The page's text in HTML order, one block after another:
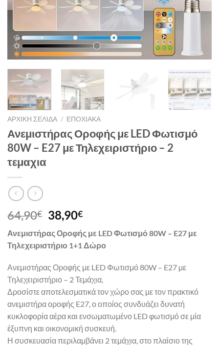
ΑΡΧΙΚΉ ΣΕΛΊΔΑ / ΕΠΟΧΙΑΚΆ
Ανεμιστήρας Οροφής με LED Φωτισμό
80W – E27 με Τηλεχειριστήριο – 2
τεμαχια
64,90€ Original
price
was:
64,90€.
38,90€Η
τιμή
είναι:
38,90€.
Ανεμιστήρας Οροφής με LED Φωτισμό 80W – E27 με
Τηλεχειριστήριο 1+1 Δώρο
Ανεμιστήρας Οροφής με LED Φωτισμό 80W – E27 με
Τηλεχειριστήριο – 2 Τεμάχια,
Δροσίστε αποτελεσματικά τον χώρο σας με τον πρακτικό
ανεμιστήρα οροφής E27, ο οποίος συνδυάζει δυνατή
κυκλοφορία αέρα και ενσωματωμένο LED φωτισμό σε μία
έξυπνη και οικονομική συσκευή.
Η συσκευασία περιλαμβάνει 2 τεμάχια, στο πλαίσιο της